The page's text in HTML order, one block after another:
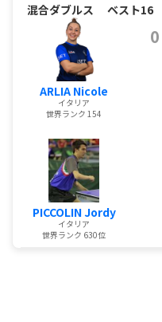
混合ダブルス ベスト16
ARLIA Nicole
イタリア
世界ランク 154
PICCOLIN Jordy
イタリア
世界ランク 630位
0